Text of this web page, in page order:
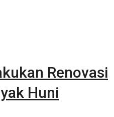
Renovasi
Huni